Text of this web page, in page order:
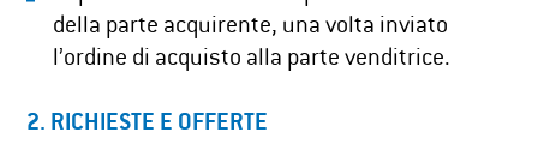
della parte acquirente, una volta inviato
l’ordine di acquisto alla parte venditrice.
2. RICHIESTE E OFFERTE